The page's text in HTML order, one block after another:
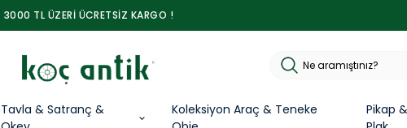
3000 TL ÜZERİ ÜCRETSİZ KARGO !
Tavla & Satranç &
Koleksiyon Araç & Teneke
Pikap &